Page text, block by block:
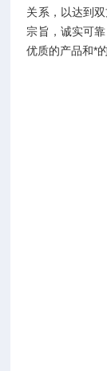
关系，以达到
宗旨，诚实可
优质的产品和*